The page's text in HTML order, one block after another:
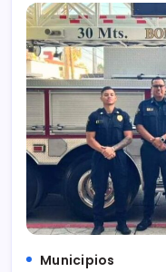
Municipios